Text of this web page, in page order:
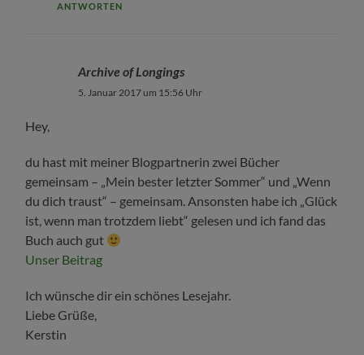
ANTWORTEN
Archive of Longings
5. Januar 2017 um 15:56 Uhr
Hey,
du hast mit meiner Blogpartnerin zwei Bücher
gemeinsam – „Mein bester letzter Sommer“ und „Wenn
du dich traust“ – gemeinsam. Ansonsten habe ich „Glück
ist, wenn man trotzdem liebt“ gelesen und ich fand das
Buch auch gut
Unser Beitrag
Ich wünsche dir ein schönes Lesejahr.
Liebe Grüße,
Kerstin